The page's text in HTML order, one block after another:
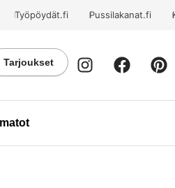
Työpöydät.fi Pussilakanat.fi
Tarjoukset